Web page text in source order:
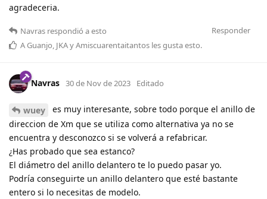
agradeceria.
Responder
Navras respondió a esto
A Guanjo, JKAyAmiscuarentaitantos les gusta esto.
Navras 30 de Nov de 2023 Editado
wuey
es muy interesante, sobre todo porque el anillo de
direccion de Xm que se utiliza como alternativa ya no se
encuentra y desconozco si se volverá a refabricar.
¿Has probado que sea estanco?
El diámetro del anillo delantero te lo puedo pasar yo.
Podría conseguirte un anillo delantero que esté bastante
entero si lo necesitas de modelo.